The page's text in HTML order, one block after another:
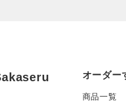
オーダー
商品一覧